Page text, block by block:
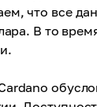
что все
В то